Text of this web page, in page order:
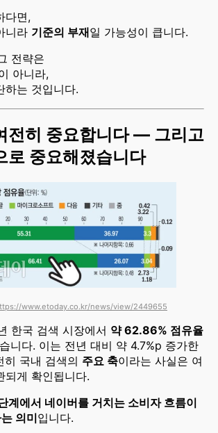
다면,
니라 기준의 부재일 가능성이 큽니다.
전략은
아니라,
하는 것입니다.
전히 중요합니다 — 그리고
로 중요해졌습니다
www.etoday.co.kr/news/view/2449655
한국 검색 시장에서 약 62.86% 점유율
니다. 이는 전년 대비 약 4.7%p 증가한
히 국내 검색의 주요 축이라는 사실은 여
되게 확인됩니다.
계에서 네이버를 거치는 소비자 흐름이
의미입니다.